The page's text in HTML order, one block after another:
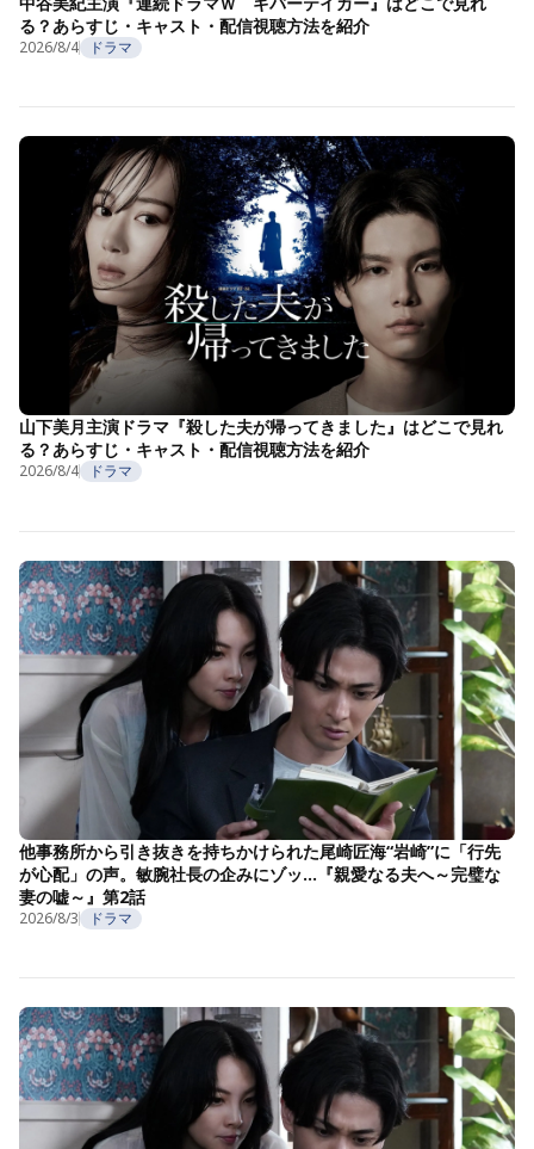
る？あらすじ・キャスト・配信視聴方法を紹介
2026/8/4 ドラマ
山下美月主演ドラマ『殺した夫が帰ってきました』はどこで見れ
る？あらすじ・キャスト・配信視聴方法を紹介
2026/8/4 ドラマ
他事務所から引き抜きを持ちかけられた尾崎匠海“岩崎”に「行先
が心配」の声。敏腕社長の企みにゾッ…『親愛なる夫へ～完璧な
妻の嘘～』第2話
2026/8/3 ドラマ